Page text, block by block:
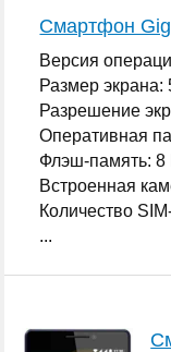
Смартфон
Версия
Размер экрана:
Разрешение
Оперативная
Флэш-память: 8
Встроенная
Количество
...